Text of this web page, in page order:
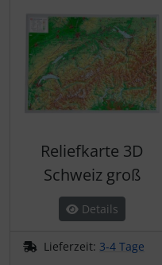
Reliefkarte 3D
Schweiz groß
Details
Lieferzeit: 3-4 Tage